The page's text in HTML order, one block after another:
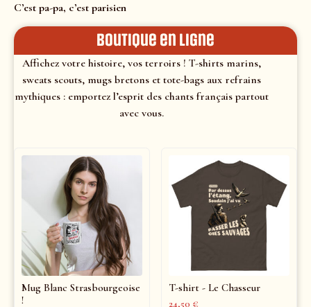
C’est pa-pa, c’est parisien
Boutique en ligne
Affichez votre histoire, vos terroirs ! T-shirts marins,
sweats scouts, mugs bretons et tote-bags aux refrains
mythiques : emportez l’esprit des chants français partout
avec vous.
Mug Blanc Strasbourgeoise
!
T-shirt - Le Chasseur
24,50 €